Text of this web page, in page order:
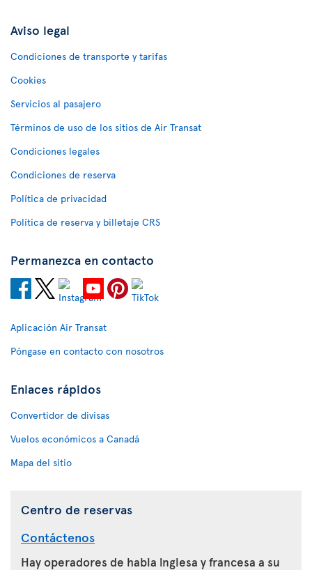
Aviso legal
Condiciones de transporte y tarifas
Cookies
Servicios al pasajero
Términos de uso de los sitios de Air Transat
Condiciones legales
Condiciones de reserva
Política de privacidad
Política de reserva y billetaje CRS
Permanezca en contacto
Aplicación Air Transat
Póngase en contacto con nosotros
Enlaces rápidos
Convertidor de divisas
Vuelos económicos a Canadá
Mapa del sitio
Centro de reservas
Contáctenos
Hay operadores de habla inglesa y francesa a su